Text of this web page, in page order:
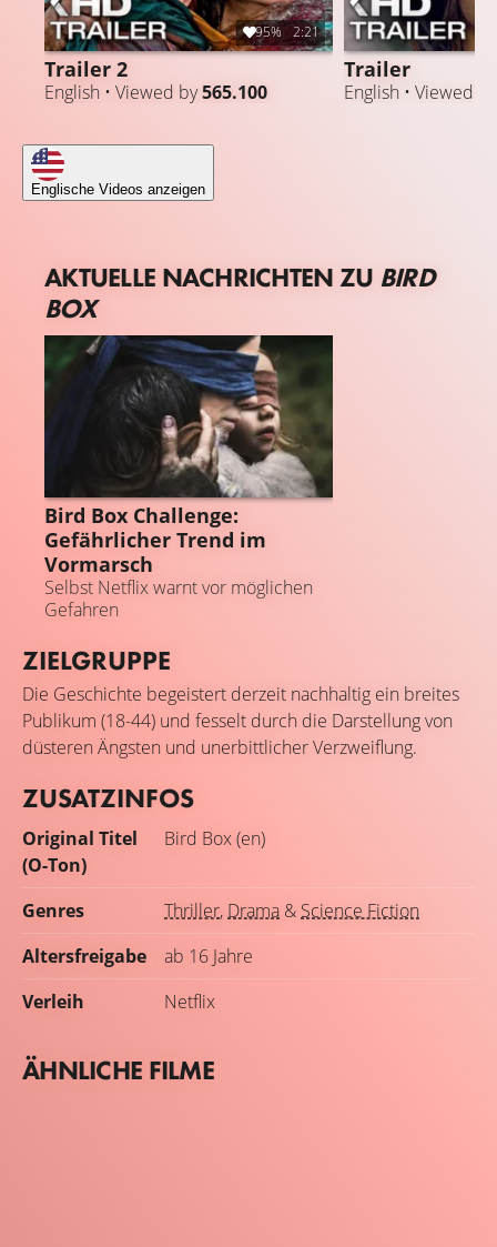
95% 2:21
Trailer 2
English • Viewed by565.100
Trailer
English • Viewed
Englische Videos anzeigen
AKTUELLE NACHRICHTEN ZU BIRD
BOX
Bird Box Challenge:
Gefährlicher Trend im
Vormarsch
Selbst Netflix warnt vor möglichen
Gefahren
ZIELGRUPPE
Die Geschichte begeistert derzeit nachhaltig ein breites
Publikum (18-44) und fesselt durch die Darstellung von
düsteren Ängsten und unerbittlicher Verzweiflung.
ZUSATZINFOS
Original Titel
(O-Ton)
Bird Box (en)
Genres Thriller, Drama & Science Fiction
Altersfreigabe
ab 16 Jahre
Verleih
Netflix
ÄHNLICHE FILME